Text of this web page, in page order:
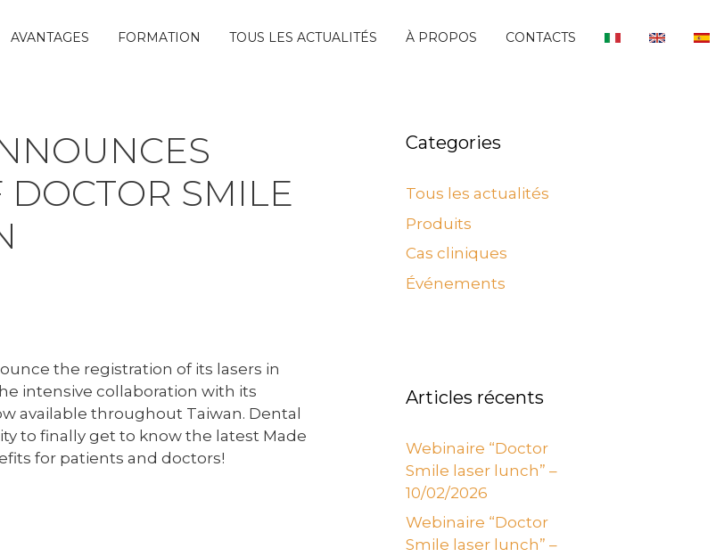
AVANTAGES FORMATION TOUS LES ACTUALITÉS À PROPOS CONTACTS
DOCTOR SMILE
the registration of its lasers in
intensive collaboration with its
available throughout Taiwan. Dental
to finally get to know the latest Made
for patients and doctors!
Categories
Tous les actualités
Produits
Cas cliniques
Événements
Articles récents
Webinaire “Doctor
Smile laser lunch” –
10/02/2026
Webinaire “Doctor
Smile laser lunch” –